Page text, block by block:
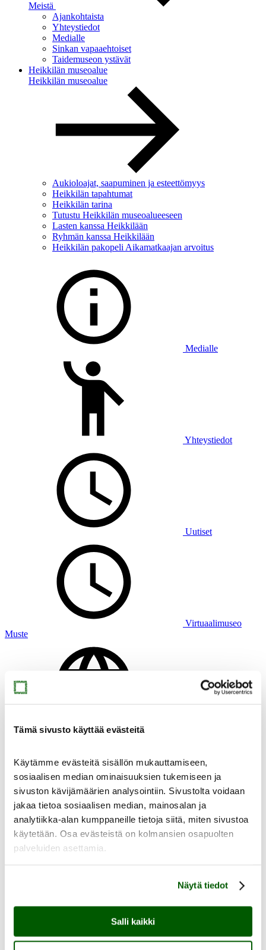
Tämä sivusto käyttää evästeitä
Käytämme evästeitä sisällön mukauttamiseen,
sosiaalisen median ominaisuuksien tukemiseen ja
sivuston kävijämäärien analysointiin. Sivustolta voidaan
jakaa tietoa sosiaalisen median, mainosalan ja
analytiikka-alan kumppaneille tietoja siitä, miten sivustoa
käytetään. Osa evästeistä on kolmansien osapuolten
palveluiden asettamia.
Näytä tiedot
Salli kaikki
Meistä
Ajankohtaista
Yhteystiedot
Medialle
Sinkan vapaaehtoiset
Taidemuseon ystävät
Heikkilän museoalue
Heikkilän museoalue
Aukioloajat, saapuminen ja esteettömyys
Heikkilän tapahtumat
Heikkilän tarina
Tutustu Heikkilän museoalueeseen
Lasten kanssa Heikkilään
Ryhmän kanssa Heikkilään
Heikkilän pakopeli Aikamatkaajan arvoitus
Medialle
Yhteystiedot
Uutiset
Virtuaalimuseo
Muste